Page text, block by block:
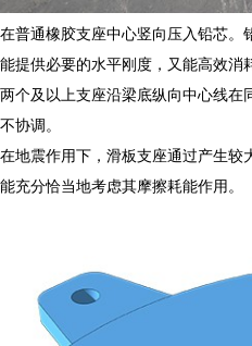
普通橡胶支座中心竖向压入铅芯
提供必要的水平刚度，又能高效消
个及以上支座沿梁底纵向中心线
协调。
地震作用下，滑板支座通过产生
充分恰当地考虑其摩擦耗能作用。